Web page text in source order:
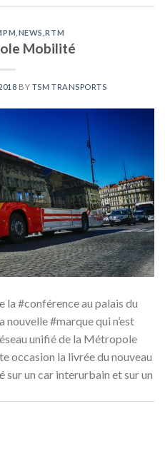
NEWS ,RTM
Mobilité
BY TSM TRANSPORTS
la #conférence au palais du
#marque qui n’est
unifié de la Métropole
occasion la livrée du nouveau
sur un car interurbain et sur un